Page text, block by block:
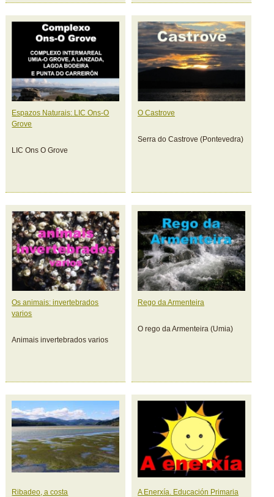
Espazos Naturais: LIC Ons-O
Grove
LIC Ons O Grove
O Castrove
Serra do Castrove (Pontevedra)
Os animais: invertebrados
varios
Animais invertebrados varios
Rego da Armenteira
O rego da Armenteira (Umia)
Ribadeo, a costa A Enerxía. Educación Primaria